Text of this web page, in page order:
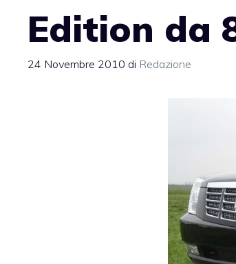
Edition da
24 Novembre 2010 di Redazione